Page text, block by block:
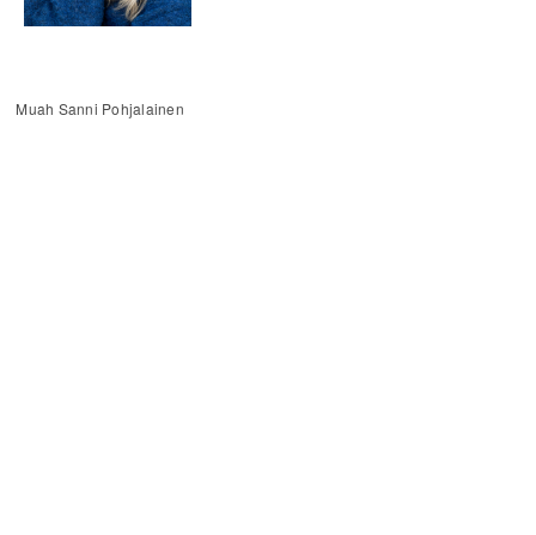
Muah Sanni Pohjalainen